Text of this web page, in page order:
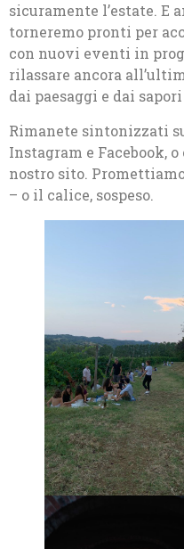
sicuramente l’estate. E
torneremo pronti per
con nuovi eventi in
rilassare ancora
dai paesaggi e dai
Rimanete sintonizzati
Instagram e Facebook,
nostro sito.
– o il calice, sospeso.